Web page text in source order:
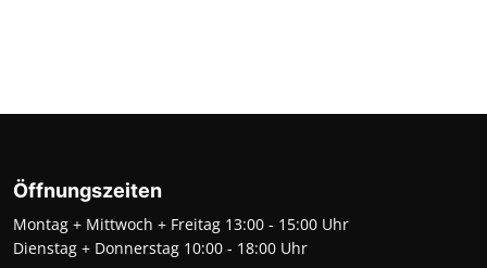
Öffnungszeiten
Montag + Mittwoch + Freitag 13:00 - 15:00 Uhr
Dienstag + Donnerstag 10:00 - 18:00 Uhr